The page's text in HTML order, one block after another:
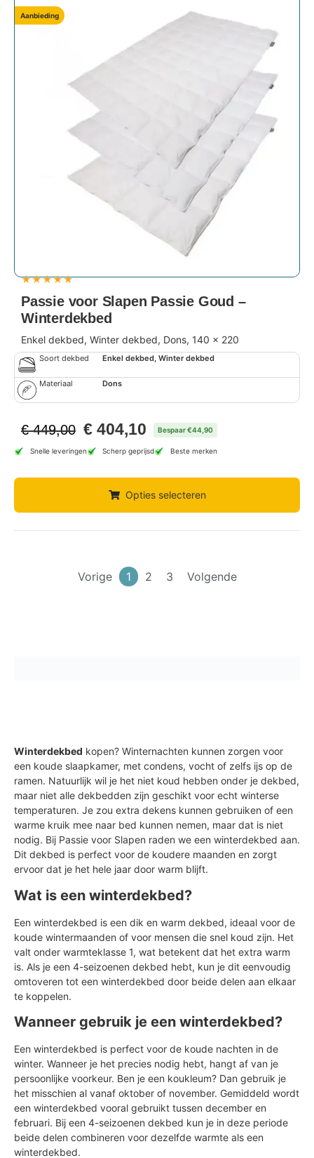
Aanbieding
★★★★★
Passie voor Slapen Passie Goud –
Winterdekbed
Enkel dekbed, Winter dekbed, Dons, 140 x 220
Soort dekbed Enkel dekbed, Winter dekbed
Materiaal Dons
€449,00 € 404,10 Bespaar €44,90
Snelle leveringen Scherp geprijsd Beste merken
Opties selecteren
Vorige 1 2 3 Volgende
Winterdekbed kopen? Winternachten kunnen zorgen voor
een koude slaapkamer, met condens, vocht of zelfs ijs op de
ramen. Natuurlijk wil je het niet koud hebben onder je dekbed,
maar niet alle dekbedden zijn geschikt voor echt winterse
temperaturen. Je zou extra dekens kunnen gebruiken of een
warme kruik mee naar bed kunnen nemen, maar dat is niet
nodig. Bij Passie voor Slapen raden we een winterdekbed aan.
Dit dekbed is perfect voor de koudere maanden en zorgt
ervoor dat je het hele jaar door warm blijft.
Wat is een winterdekbed?
Een winterdekbed is een dik en warm dekbed, ideaal voor de
koude wintermaanden of voor mensen die snel koud zijn. Het
valt onder warmteklasse 1, wat betekent dat het extra warm
is. Als je een 4-seizoenen dekbed hebt, kun je dit eenvoudig
omtoveren tot een winterdekbed door beide delen aan elkaar
te koppelen.
Wanneer gebruik je een winterdekbed?
Een winterdekbed is perfect voor de koude nachten in de
winter. Wanneer je het precies nodig hebt, hangt af van je
persoonlijke voorkeur. Ben je een koukleum? Dan gebruik je
het misschien al vanaf oktober of november. Gemiddeld wordt
een winterdekbed vooral gebruikt tussen december en
februari. Bij een 4-seizoenen dekbed kun je in deze periode
beide delen combineren voor dezelfde warmte als een
winterdekbed.